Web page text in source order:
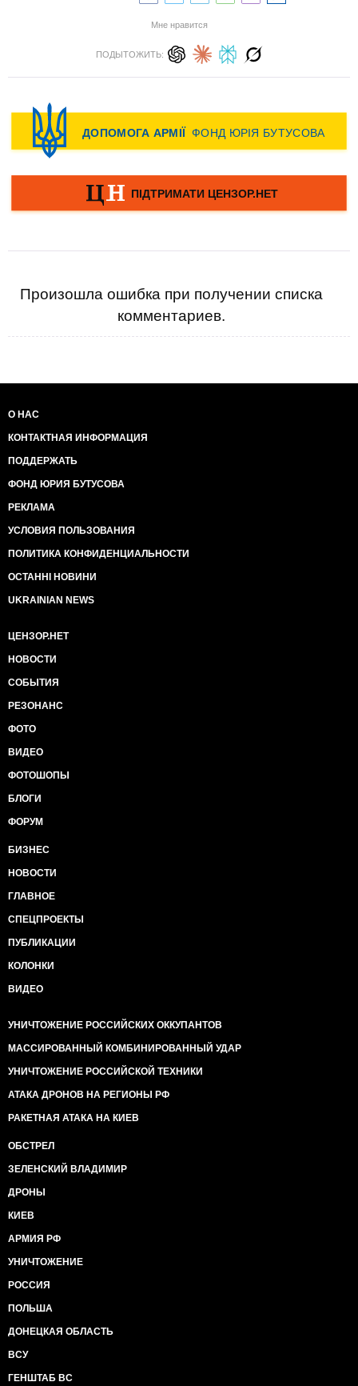
Мне нравится
ПОДЫТОЖИТЬ:
Произошла ошибка при получении списка
комментариев.
О НАС
КОНТАКТНАЯ ИНФОРМАЦИЯ
ПОДДЕРЖАТЬ
ФОНД ЮРИЯ БУТУСОВА
РЕКЛАМА
УСЛОВИЯ ПОЛЬЗОВАНИЯ
ПОЛИТИКА КОНФИДЕНЦИАЛЬНОСТИ
ОСТАННІ НОВИНИ
UKRAINIAN NEWS
ЦЕНЗОР.НЕТ
НОВОСТИ
СОБЫТИЯ
РЕЗОНАНС
ФОТО
ВИДЕО
ФОТОШОПЫ
БЛОГИ
ФОРУМ
БИЗНЕС
НОВОСТИ
ГЛАВНОЕ
СПЕЦПРОЕКТЫ
ПУБЛИКАЦИИ
КОЛОНКИ
ВИДЕО
УНИЧТОЖЕНИЕ РОССИЙСКИХ ОККУПАНТОВ
МАССИРОВАННЫЙ КОМБИНИРОВАННЫЙ УДАР
УНИЧТОЖЕНИЕ РОССИЙСКОЙ ТЕХНИКИ
АТАКА ДРОНОВ НА РЕГИОНЫ РФ
РАКЕТНАЯ АТАКА НА КИЕВ
ОБСТРЕЛ
ЗЕЛЕНСКИЙ ВЛАДИМИР
ДРОНЫ
КИЕВ
АРМИЯ РФ
УНИЧТОЖЕНИЕ
РОССИЯ
ПОЛЬША
ДОНЕЦКАЯ ОБЛАСТЬ
ВСУ
ГЕНШТАБ ВС